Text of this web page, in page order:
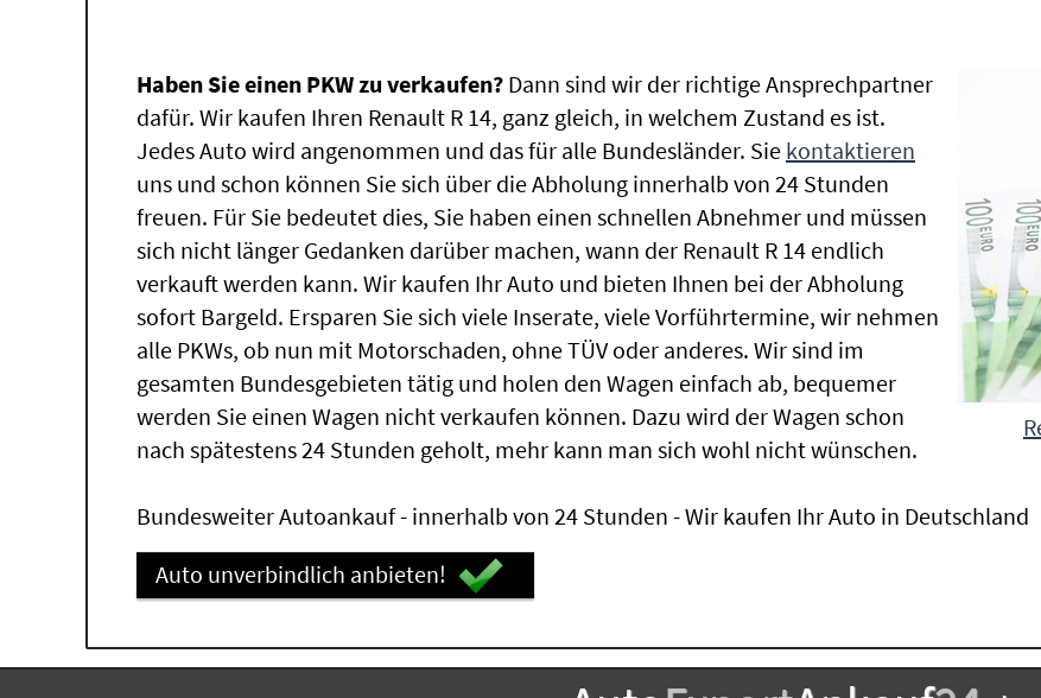
Haben Sie einen PKW zu verkaufen? Dann sind wir der richtige Ansprechpartner
dafür. Wir kaufen Ihren Renault R 14, ganz gleich, in welchem Zustand es ist.
Jedes Auto wird angenommen und das für alle Bundesländer. Sie kontaktieren
uns und schon können Sie sich über die Abholung innerhalb von 24 Stunden
freuen. Für Sie bedeutet dies, Sie haben einen schnellen Abnehmer und müssen
sich nicht länger Gedanken darüber machen, wann der Renault R 14 endlich
verkauft werden kann. Wir kaufen Ihr Auto und bieten Ihnen bei der Abholung
sofort Bargeld. Ersparen Sie sich viele Inserate, viele Vorführtermine, wir nehmen
alle PKWs, ob nun mit Motorschaden, ohne TÜV oder anderes. Wir sind im
gesamten Bundesgebieten tätig und holen den Wagen einfach ab, bequemer
werden Sie einen Wagen nicht verkaufen können. Dazu wird der Wagen schon
nach spätestens 24 Stunden geholt, mehr kann man sich wohl nicht wünschen.
Bundesweiter Autoankauf - innerhalb von 24 Stunden - Wir kaufen Ihr Auto in Deutschland
Auto unverbindlich anbieten!